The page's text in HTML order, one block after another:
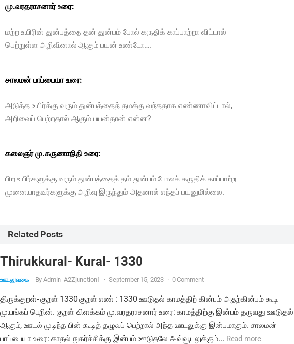
மு.வரதராசனார் உரை:
மற்ற உயிரின் துன்பத்தை தன் துன்பம் போல் கருதிக் காப்பாற்றா விட்டால்
பெற்றுள்ள அறிவினால் ஆகும் பயன் உண்டோ….
சாலமன் பாப்பையா உரை:
அடுத்த உயிர்க்கு வரும் துன்பத்தைத் தமக்கு வந்ததாக எண்ணாவிட்டால்,
அறிவைப் பெற்றதால் ஆகும் பயன்தான் என்ன?
கலைஞர் மு.கருணாநிதி உரை:
பிற உயிர்களுக்கு வரும் துன்பத்தைத் தம் துன்பம் போலக் கருதிக் காப்பாற்ற
முனையாதவர்களுக்கு அறிவு இருந்தும் அதனால் எந்தப் பயனுமில்லை.
Related Posts
Thirukkural- Kural- 1330
ஊடலுவகை By Admin_A2Zjunction1 · September 15, 2023 · 0 Comment
திருக்குறள்- குறள் 1330 குறள் எண் : 1330 ஊடுதல் காமத்திற் கின்பம் அதற்கின்பம் கூடி
முயங்கப் பெறின். குறள் விளக்கம் மு.வரதராசனார் உரை: காமத்திற்கு இன்பம் தருவது ஊடுதல்
ஆகும், ஊடல் முடிந்த பின் கூடித் தழுவப் பெற்றால் அந்த ஊடலுக்கு இன்பமாகும். சாலமன்
பாப்பையா உரை: காதல் நுகர்ச்சிக்கு இன்பம் ஊடுதலே அவ்வூடலுக்கும்... Read more